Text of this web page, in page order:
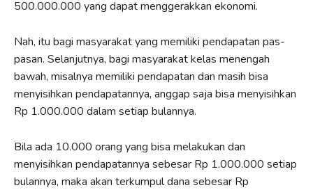
500.000.000 yang dapat menggerakkan ekonomi.
Nah, itu bagi masyarakat yang memiliki pendapatan pas-
pasan. Selanjutnya, bagi masyarakat kelas menengah
bawah, misalnya memiliki pendapatan dan masih bisa
menyisihkan pendapatannya, anggap saja bisa menyisihkan
Rp 1.000.000 dalam setiap bulannya.
Bila ada 10.000 orang yang bisa melakukan dan
menyisihkan pendapatannya sebesar Rp 1.000.000 setiap
bulannya, maka akan terkumpul dana sebesar Rp